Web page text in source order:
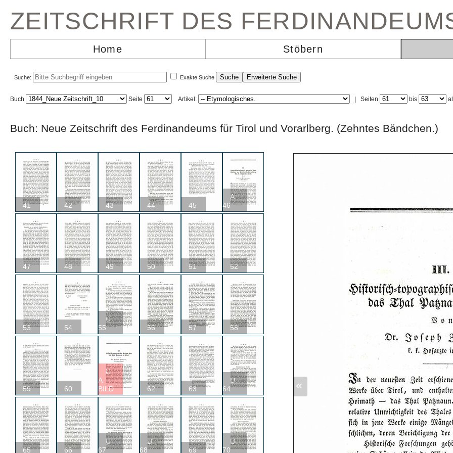
ZEITSCHRIFT DES
Home Stöbern
Suche: Exakte Suche
Buch Seite Artikel: Seiten bis
Buch: Neue Zeitschrift des Ferdinandeums für Tirol und Vorarlberg. (Zehntes
41 42 43 44 45
A
46
47 48 49 50 51 52
53 54
U
55
56 57 58
59 60
U
A
BILD
62 63
U
64
65 66
U
67
U
68
69
U
70
«